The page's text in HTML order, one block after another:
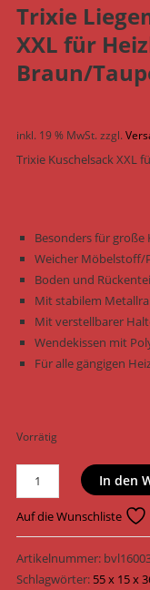
Trixie
XXL für
Braun/
inkl. 19 % MwSt.zzgl.
Trixie Kuschelsack XXL
Besonders für große
Weicher Möbelstoff/
Boden und
Mit stabilem
Mit verstellbarer
Wendekissen mit
Für alle gängigen
Vorrätig
Trixie
Liegemulde
Kuschelsack
XXL
für
Heizkörper
In den
Auf die Wunschliste
Artikelnummer:
Schlagwörter: 55 x 15 x